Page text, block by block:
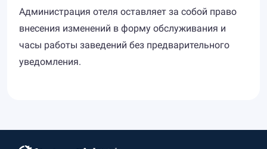
Администрация отеля оставляет за собой право
внесения изменений в форму обслуживания и
часы работы заведений без предварительного
уведомления.